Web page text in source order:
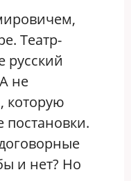
Театр-
русский
не
которую
постановки.
и нет? Но